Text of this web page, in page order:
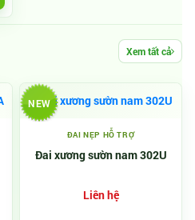
Xem tất cả
NEW
ĐAI NẸP HỖ TRỢ
Đai xương sườn nam 302U
Liên hệ